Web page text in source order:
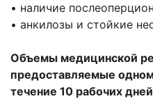
• наличие
• анкилозы и стойкие
Объемы медицинской
предоставляемые
течение 10 рабочих